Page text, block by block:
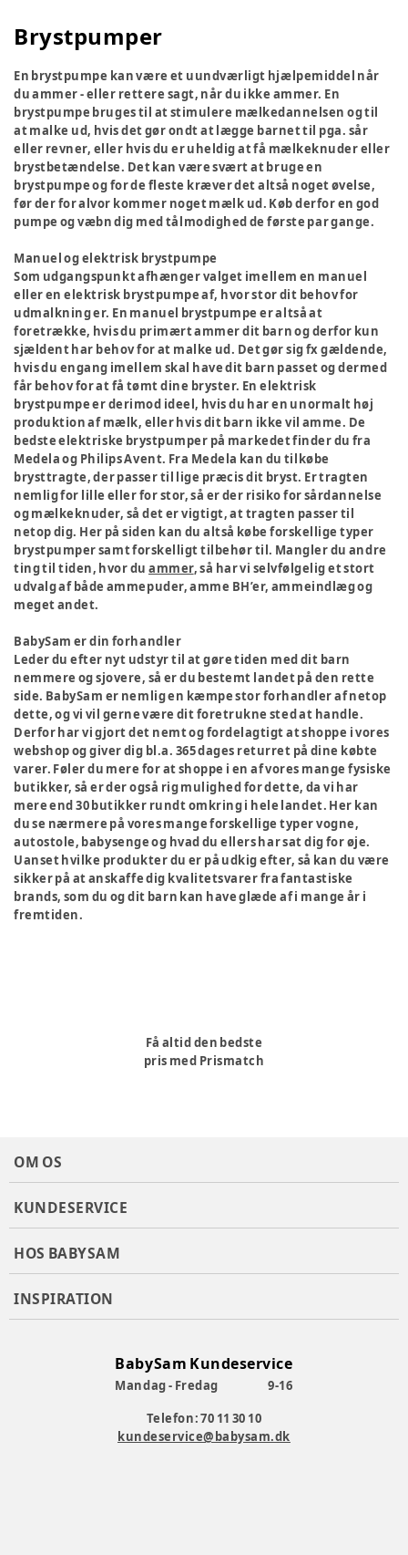
Brystpumper
En brystpumpe kan være et uundværligt hjælpemiddel når
du ammer - eller rettere sagt, når du ikke ammer. En
brystpumpe bruges til at stimulere mælkedannelsen og til
at malke ud, hvis det gør ondt at lægge barnet til pga. sår
eller revner, eller hvis du er uheldig at få mælkeknuder eller
brystbetændelse. Det kan være svært at bruge en
brystpumpe og for de fleste kræver det altså noget øvelse,
før der for alvor kommer noget mælk ud. Køb derfor en god
pumpe og væbn dig med tålmodighed de første par gange.
Manuel og elektrisk brystpumpe
Som udgangspunkt afhænger valget imellem en manuel
eller en elektrisk brystpumpe af, hvor stor dit behov for
udmalkning er. En manuel brystpumpe er altså at
foretrække, hvis du primært ammer dit barn og derfor kun
sjældent har behov for at malke ud. Det gør sig fx gældende,
hvis du engang imellem skal have dit barn passet og dermed
får behov for at få tømt dine bryster. En elektrisk
brystpumpe er derimod ideel, hvis du har en unormalt høj
produktion af mælk, eller hvis dit barn ikke vil amme. De
bedste elektriske brystpumper på markedet finder du fra
Medela og Philips Avent. Fra Medela kan du tilkøbe
brysttragte, der passer til lige præcis dit bryst. Er tragten
nemlig for lille eller for stor, så er der risiko for sårdannelse
og mælkeknuder, så det er vigtigt, at tragten passer til
netop dig. Her på siden kan du altså købe forskellige typer
brystpumper samt forskelligt tilbehør til. Mangler du andre
ting til tiden, hvor du ammer, så har vi selvfølgelig et stort
udvalg af både ammepuder, amme BH’er, ammeindlæg og
meget andet.
BabySam er din forhandler
Leder du efter nyt udstyr til at gøre tiden med dit barn
nemmere og sjovere, så er du bestemt landet på den rette
side. BabySam er nemlig en kæmpe stor forhandler af netop
dette, og vi vil gerne være dit foretrukne sted at handle.
Derfor har vi gjort det nemt og fordelagtigt at shoppe i vores
webshop og giver dig bl.a. 365 dages returret på dine købte
varer. Føler du mere for at shoppe i en af vores mange fysiske
butikker, så er der også rig mulighed for dette, da vi har
mere end 30 butikker rundt omkring i hele landet. Her kan
du se nærmere på vores mange forskellige typer vogne,
autostole, babysenge og hvad du ellers har sat dig for øje.
Uanset hvilke produkter du er på udkig efter, så kan du være
sikker på at anskaffe dig kvalitetsvarer fra fantastiske
brands, som du og dit barn kan have glæde af i mange år i
fremtiden.
Få altid den bedste
pris med Prismatch
OM OS
KUNDESERVICE
HOS BABYSAM
INSPIRATION
BabySam Kundeservice
Mandag - Fredag
9-16
Telefon: 70 11 30 10
kundeservice@babysam.dk